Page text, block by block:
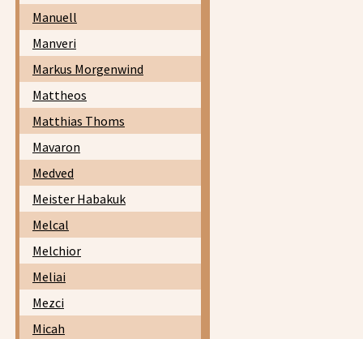
Manuell
Manveri
Markus Morgenwind
Mattheos
Matthias Thoms
Mavaron
Medved
Meister Habakuk
Melcal
Melchior
Meliai
Mezci
Micah